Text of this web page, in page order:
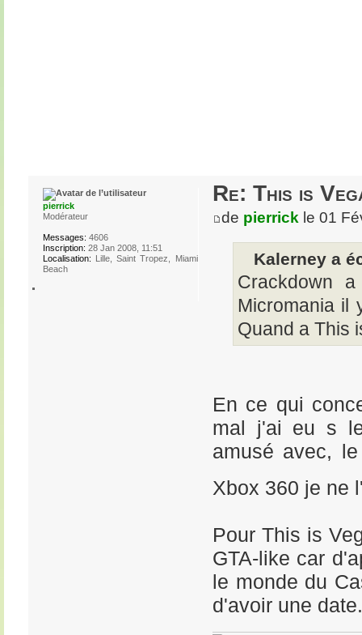
Re: This is
de pierrickle 01
Kalerney a
Crackdown
Micromania il
Quand a This
En ce qui
mal j'ai eu s
amusé avec,
Xbox 360 je ne
Pour This is
GTA-like car
le monde du
d'avoir une date.
pierrick
Modérateur
Messages: 4606
Inscription: 28 Jan 2008, 11:51
Localisation: Lille, Saint Tropez, Miami
Beach